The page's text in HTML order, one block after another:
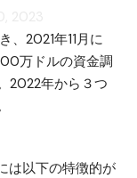
、2021年11月に
万ドルの資金調
2022年から３つ
は以下の特徴的が